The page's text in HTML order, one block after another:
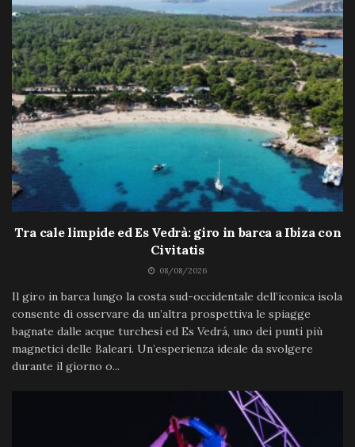
Tra cale limpide ed Es Vedrà: giro in barca a Ibiza con
Civitatis
08/08/2026
Il giro in barca lungo la costa sud-occidentale dell’iconica isola
consente di osservare da un’altra prospettiva le spiagge
bagnate dalle acque turchesi ed Es Vedrá, uno dei punti più
magnetici delle Baleari. Un’esperienza ideale da svolgere
durante il giorno o...